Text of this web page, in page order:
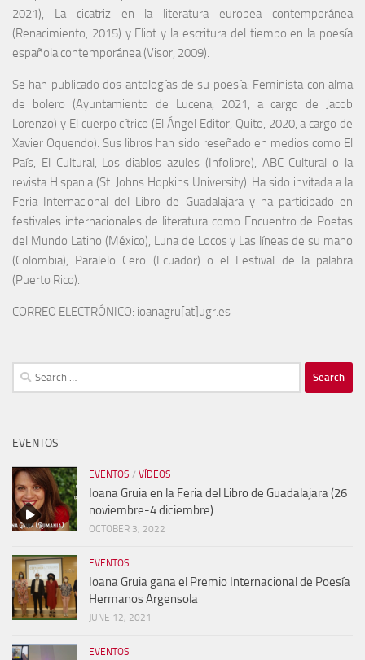
2021), La cicatriz en la literatura europea contemporánea
(Renacimiento, 2015) y Eliot y la escritura del tiempo en la poesía
española contemporánea (Visor, 2009).
Se han publicado dos antologías de su poesía: Feminista con alma
de bolero (Ayuntamiento de Lucena, 2021, a cargo de Jacob
Lorenzo) y El cuerpo cítrico (El Ángel Editor, Quito, 2020, a cargo de
Xavier Oquendo). Sus libros han sido reseñado en medios como El
País, El Cultural, Los diablos azules (Infolibre), ABC Cultural o la
revista Hispania (St. Johns Hopkins University). Ha sido invitada a la
Feria Internacional del Libro de Guadalajara y ha participado en
festivales internacionales de literatura como Encuentro de Poetas
del Mundo Latino (México), Luna de Locos y Las líneas de su mano
(Colombia), Paralelo Cero (Ecuador) o el Festival de la palabra
(Puerto Rico).
CORREO ELECTRÓNICO: ioanagru[at]ugr.es
Search
for:
EVENTOS
EVENTOS / VÍDEOS
Ioana Gruia en la Feria del Libro de Guadalajara (26
noviembre-4 diciembre)
OCTOBER 3, 2022
EVENTOS
Ioana Gruia gana el Premio Internacional de Poesía
Hermanos Argensola
JUNE 12, 2021
EVENTOS